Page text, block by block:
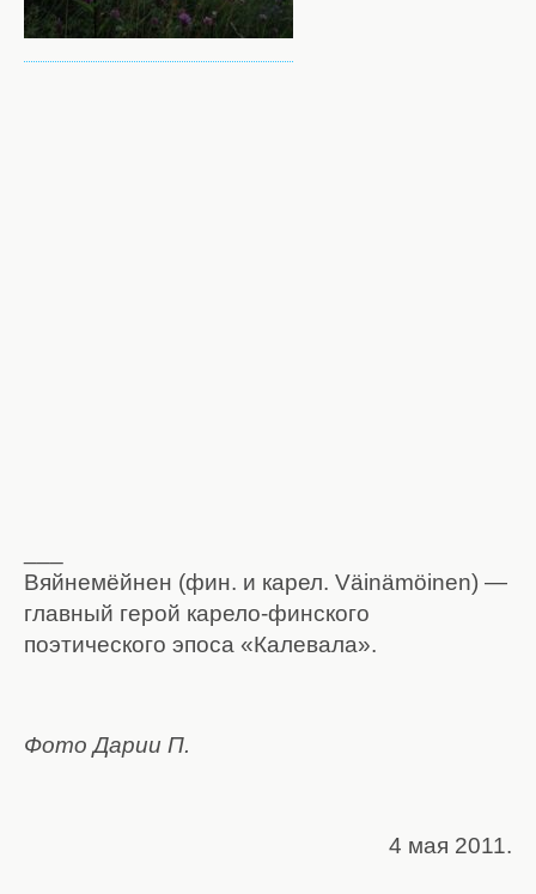
Вяйнемёйнен (фин. и карел. Väinämöinen) —
главный герой карело-финского
поэтического эпоса «Калевала».
Фото Дарии П.
4 мая 2011.